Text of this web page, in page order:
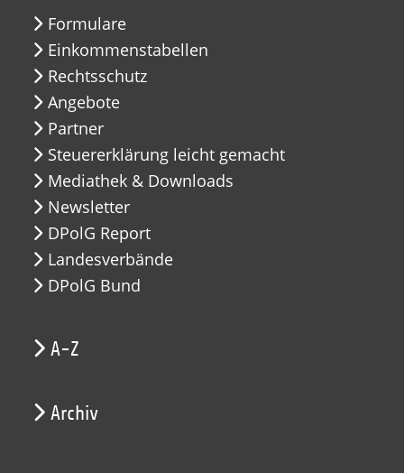
Formulare
Einkommenstabellen
Rechtsschutz
Angebote
Partner
Steuererklärung leicht gemacht
Mediathek & Downloads
Newsletter
DPolG Report
Landesverbände
DPolG Bund
A-Z
Archiv